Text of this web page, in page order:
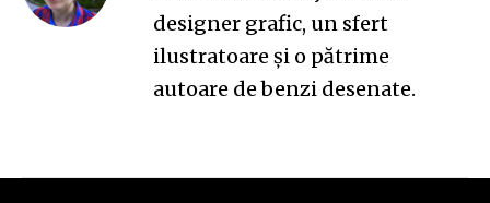
designer grafic, un sfert
ilustratoare și o pătrime
autoare de benzi desenate.